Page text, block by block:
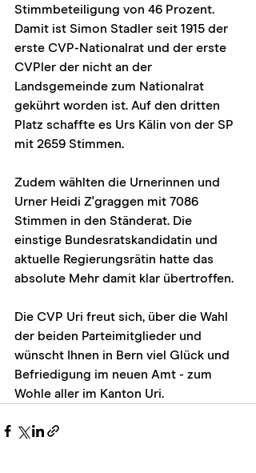
Stimmbeteiligung von 46 Prozent.
Damit ist Simon Stadler seit 1915 der
erste CVP-Nationalrat und der erste
CVPler der nicht an der
Landsgemeinde zum Nationalrat
gekührt worden ist. Auf den dritten
Platz schaffte es Urs Kälin von der SP
mit 2659 Stimmen.
Zudem wählten die Urnerinnen und
Urner Heidi Z'graggen mit 7086
Stimmen in den Ständerat. Die
einstige Bundesratskandidatin und
aktuelle Regierungsrätin hatte das
absolute Mehr damit klar übertroffen.
Die CVP Uri freut sich, über die Wahl
der beiden Parteimitglieder und
wünscht Ihnen in Bern viel Glück und
Befriedigung im neuen Amt - zum
Wohle aller im Kanton Uri.